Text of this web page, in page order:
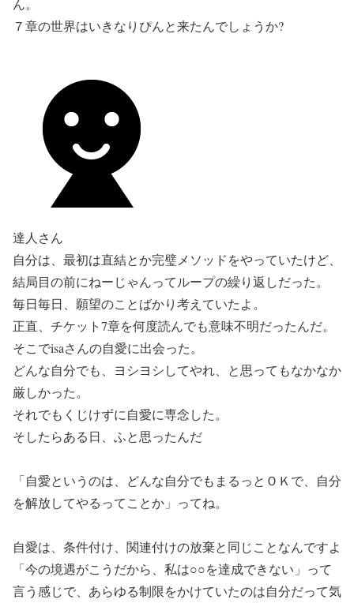
ん。
７章の世界はいきなりぴんと来たんでしょうか?
達人さん
自分は、最初は直結とか完璧メソッドをやっていたけど、
結局目の前にねーじゃんってループの繰り返しだった。
毎日毎日、願望のことばかり考えていたよ。
正直、チケット7章を何度読んでも意味不明だったんだ。
そこでisaさんの自愛に出会った。
どんな自分でも、ヨシヨシしてやれ、と思ってもなかなか
厳しかった。
それでもくじけずに自愛に専念した。
そしたらある日、ふと思ったんだ
「自愛というのは、どんな自分でもまるっとＯＫで、自分
を解放してやるってことか」ってね。
自愛は、条件付け、関連付けの放棄と同じことなんですよ
「今の境遇がこうだから、私は○○を達成できない」って
言う感じで、あらゆる制限をかけていたのは自分だって気